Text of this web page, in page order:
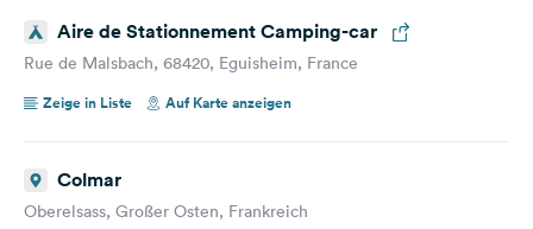
Aire de Stationnement Camping-car
Rue de Malsbach, 68420, Eguisheim, France
Zeige in Liste
Auf Karte anzeigen
Colmar
Oberelsass, Großer Osten, Frankreich